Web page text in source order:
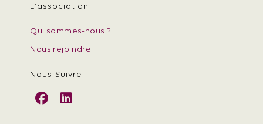
L’association
Qui sommes-nous ?
Nous rejoindre
Nous Suivre